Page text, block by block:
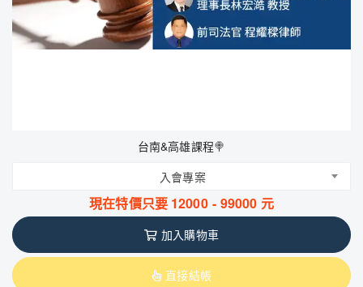
台南&高雄課程🍭
入會專案
現在特價只要 12000 - 99000 元
加入購物車
直接結帳